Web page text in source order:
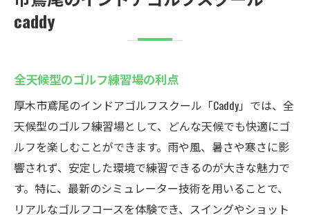
caddy
全天候型のゴルフ練習場の利点
厚木市鳶尾のインドアゴルフスクール「Caddy」では、全
天候型のゴルフ練習場として、どんな天候でも快適にゴ
ルフを楽しむことができます。雨や風、暑さや寒さに影
響されず、安定した環境で練習できるのが大きな魅力で
す。特に、最新のシミュレーター技術を用いることで、
リアルなゴルフコースを体験でき、スイングやショット